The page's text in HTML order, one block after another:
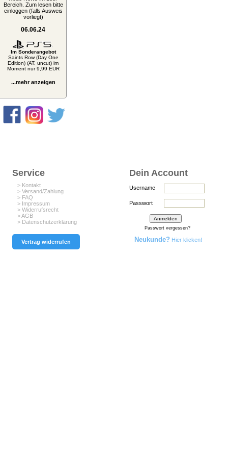
Bereich. Zum lesen bitte
einloggen (falls Ausweis
vorliegt)
06.06.24
Im Sonderangebot
Saints Row (Day One
Edition) (AT, uncut) im
Moment nur 9,99 EUR
...mehr anzeigen
Service
> Kontakt
> Versand/Zahlung
> FAQ
> Impressum
> Widerrufsrecht
> AGB
> Datenschutzerklärung
Vertrag widerrufen
Dein Account
Username
Passwort
Passwort vergessen?
Neukunde? Hier klicken!